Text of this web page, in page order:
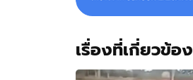
เรื่องที่เกี่ยวข้อง